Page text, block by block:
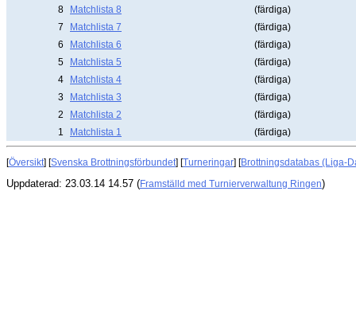
8
Matchlista 8
(färdiga)
7
Matchlista 7
(färdiga)
6
Matchlista 6
(färdiga)
5
Matchlista 5
(färdiga)
4
Matchlista 4
(färdiga)
3
Matchlista 3
(färdiga)
2
Matchlista 2
(färdiga)
1
Matchlista 1 (färdiga)
[Översikt] [Svenska Brottningsförbundet] [Turneringar] [Brottningsdatabas (Liga-
Uppdaterad: 23.03.14 14.57 (Framställd med Turnierverwaltung Ringen)